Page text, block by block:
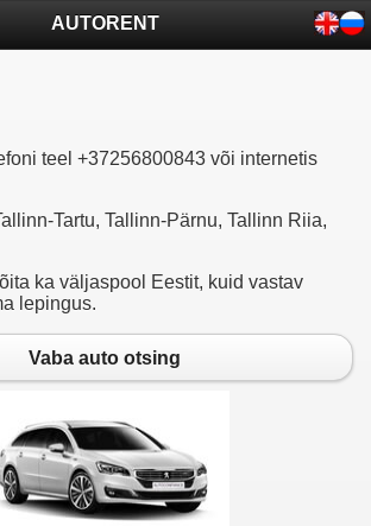
AUTORENT
teel +37256800843 või internetis
Tartu, Tallinn-Pärnu, Tallinn Riia,
ka väljaspool Eestit, kuid vastav
lepingus.
Vaba auto otsing